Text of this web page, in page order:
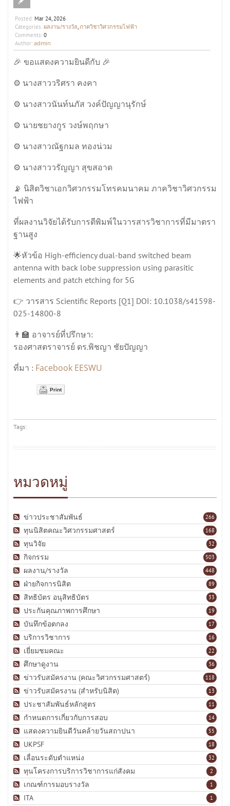
Posted: Mar 24, 2026
Categories: ผลงาน/รางวัล,ภาควิชาวิศวกรรมไฟฟ้า
Comments: 0
Author: admin
🎉 ขอแสดงความยินดีกับ 🎉
⚙️ นางสาววริศรา คงคา
⚙️ นางสาวนันท์นภัส วงค์ปัญญานุรักษ์
⚙️ นายชยางกูร วงษ์พฤกษา
⚙️ นางสาวณัฐกมล ทองน่วม
⚙️ นางสาววรัญญา สุขสอาด
📡 นิสิตวิชาเอกวิศวกรรมโทรคมนาคม ภาควิชาวิศวกรรม
ไฟฟ้า
ที่ผลงานวิจัยได้รับการตีพิมพ์ในวารสารวิชาการที่มีมาตรา
ฐานสูง
🌟หัวข้อ High-efficiency dual-band switched beam
antenna with back lobe suppression using parasitic
elements and patch etching for 5G
👉 วารสาร Scientific Reports [Q1] DOI: 10.1038/s41598-
025-14800-8
👨‍🏫 อาจารย์ที่ปรึกษา:
รองศาสตราจารย์ ดร.พิชญา ชัยปัญญา
ที่มา : Facebook EESWU
Print
Tags:
หมวดหมู่
266
ข่าวประชาสัมพันธ์
168
ทุนนิสิตคณะวิศวกรรมศาสตร์
32
ทุนวิจัย
503
กิจกรรม
448
ผลงาน/รางวัล
89
ฝ่ายกิจการนิสิต
33
สิทธิบัตร อนุสิทธิบัตร
19
ประกันคุณภาพการศึกษา
17
บันทึกข้อตกลง
16
บริการวิชาการ
22
เยี่ยมชมคณะ
36
ศึกษาดูงาน
118
ข่าวรับสมัครงาน (คณะวิศวกรรมศาสตร์)
13
ข่าวรับสมัครงาน (สำหรับนิสิต)
11
ประชาสัมพันธ์หลักสูตร
14
กำหนดการเกี่ยวกับการสอบ
55
แสดงความยินดีวันคล้ายวันสถาปนา
18
UKPSF
32
เลื่อนระดับตำแหน่ง
2
ทุนโครงการบริการวิชาการแก่สังคม
1
เกณฑ์การมอบรางวัล
1
ITA